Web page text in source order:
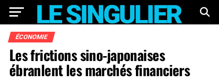
ÉCONOMIE
Les frictions sino-japonaises
ébranlent les marchés financiers